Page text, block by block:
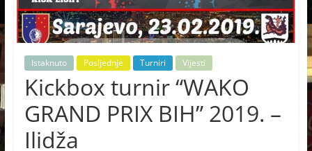
Istaknuto Posljednje Turniri Vijesti
Kickbox turnir “WAKO
GRAND PRIX BIH” 2019. –
Ilidža